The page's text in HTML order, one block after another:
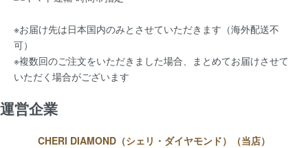
※お届け先は日本国内のみとさせていただきます（海外配送不
可）
※複数回のご注文をいただきました場合、まとめてお届けさせて
いただく場合がございます
運営企業
CHERI DIAMOND（シェリ・ダイヤモンド）（当店）